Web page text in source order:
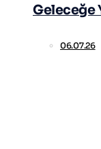
Geleceğe
06.07.26